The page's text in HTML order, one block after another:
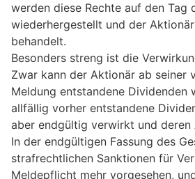
werden diese Rechte auf den Tag
wiederhergestellt und der
behandelt.
Besonders streng ist die
Zwar kann der Aktionär ab seiner
Meldung entstandene Dividenden
allfällig vorher entstandene
aber endgültig verwirkt und deren
In der endgültigen Fassung des
strafrechtlichen Sanktionen für
Meldepflicht mehr vorgesehen,